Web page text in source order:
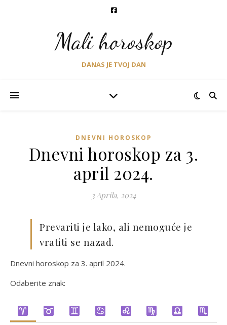
Mali horoskop
DANAS JE TVOJ DAN
DNEVNI HOROSKOP
Dnevni horoskop za 3.
april 2024.
3 Aprila, 2024
Prevariti je lako, ali nemoguće je
vratiti se nazad.
Dnevni horoskop za 3. april 2024.
Odaberite znak: